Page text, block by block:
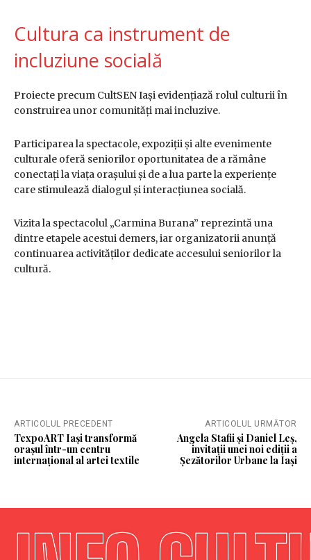
Cultura ca instrument de
incluziune socială
Proiecte precum CultSEN Iași evidențiază rolul culturii în
construirea unor comunități mai incluzive.
Participarea la spectacole, expoziții și alte evenimente
culturale oferă seniorilor oportunitatea de a rămâne
conectați la viața orașului și de a lua parte la experiențe
care stimulează dialogul și interacțiunea socială.
Vizita la spectacolul „Carmina Burana” reprezintă una
dintre etapele acestui demers, iar organizatorii anunță
continuarea activităților dedicate accesului seniorilor la
cultură.
ARTICOLUL PRECEDENT
TexpoART Iași transformă
orașul într-un centru
internațional al artei textile
ARTICOLUL URMĂTOR
Angela Stafii și Daniel Leș,
invitații unei noi ediții a
Șezătorilor Urbane la Iași